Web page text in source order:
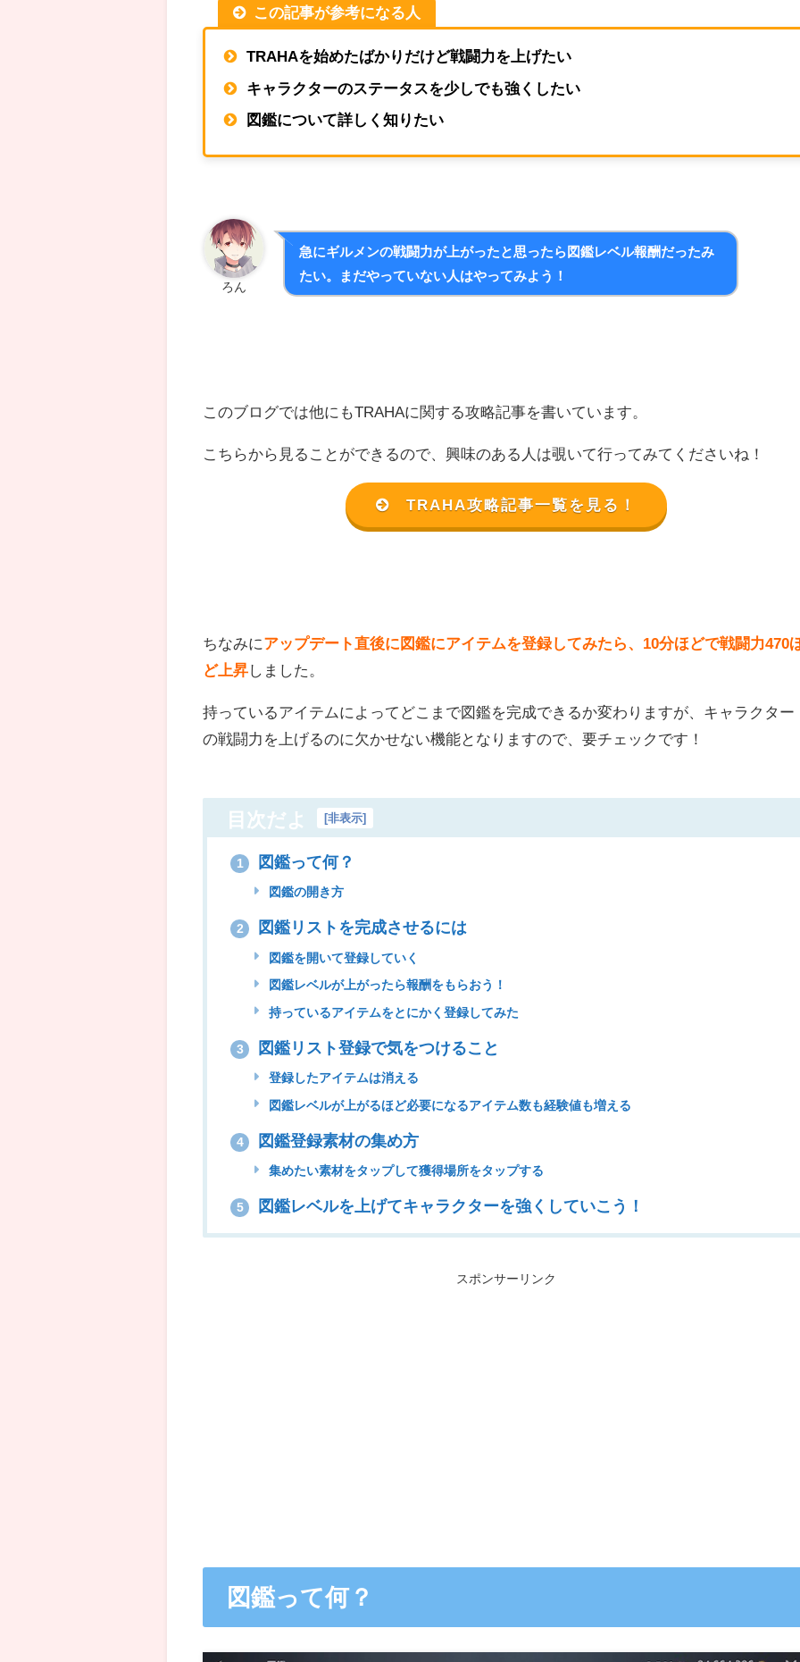
この記事が参考になる人
TRAHAを始めたばかりだけど戦闘力を上げたい
キャラクターのステータスを少しでも強くしたい
図鑑について詳しく知りたい
ろん
急にギルメンの戦闘力が上がったと思ったら図鑑レベル報酬だったみ
たい。まだやっていない人はやってみよう！
このブログでは他にもTRAHAに関する攻略記事を書いています。
こちらから見ることができるので、興味のある人は覗いて行ってみてくださいね！
TRAHA攻略記事一覧を見る！
ちなみにアップデート直後に図鑑にアイテムを登録してみたら、10分ほどで戦闘力470
ど上昇しました。
持っているアイテムによってどこまで図鑑を完成できるか変わりますが、キャラクター
の戦闘力を上げるのに欠かせない機能となりますので、要チェックです！
目次だよ [非表示]
1 図鑑って何？
図鑑の開き方
2 図鑑リストを完成させるには
図鑑を開いて登録していく
図鑑レベルが上がったら報酬をもらおう！
持っているアイテムをとにかく登録してみた
3 図鑑リスト登録で気をつけること
登録したアイテムは消える
図鑑レベルが上がるほど必要になるアイテム数も経験値も増える
4 図鑑登録素材の集め方
集めたい素材をタップして獲得場所をタップする
5 図鑑レベルを上げてキャラクターを強くしていこう！
スポンサーリンク
図鑑って何？